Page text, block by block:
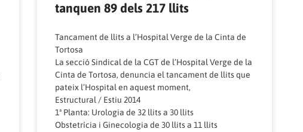
tanquen 89 dels 217 llits
Tancament de llits a l’Hospital Verge de la Cinta de
Tortosa
La secció Sindical de la CGT de l’Hospital Verge de la
Cinta de Tortosa, denuncia el tancament de llits que
pateix l’Hospital en aquest moment,
Estructural / Estiu 2014
1ª Planta: Urologia de 32 llits a 30 llits
Obstetrícia i Ginecologia de 30 llits a 11 llits